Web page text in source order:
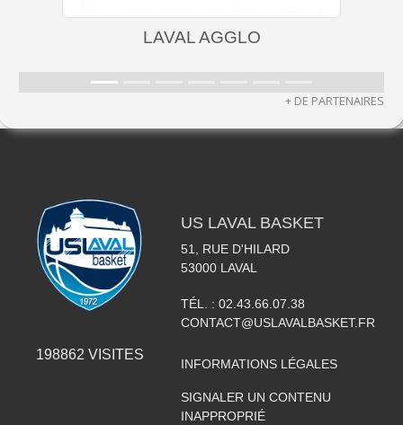
LAVAL AGGLO
+ DE PARTENAIRES
198862 VISITES
US LAVAL BASKET
51, RUE D'HILARD
53000 LAVAL
TÉL. : 02.43.66.07.38
CONTACT@USLAVALBASKET.FR
INFORMATIONS LÉGALES
SIGNALER UN CONTENU
INAPPROPRIÉ